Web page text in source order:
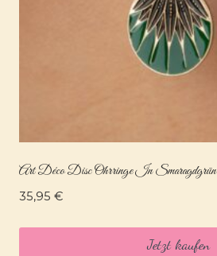
Art Déco Disc Ohrringe In Smaragdgrün
35,95 €
Jetzt kaufen